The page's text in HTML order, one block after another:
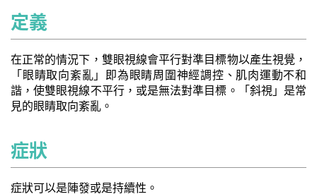
定義
在正常的情況下，雙眼視線會平行對準目標物以產生視覺，
「眼睛取向紊亂」即為眼睛周圍神經調控、肌肉運動不和
諧，使雙眼視線不平行，或是無法對準目標。「斜視」是常
見的眼睛取向紊亂。
症狀
症狀可以是陣發或是持續性。